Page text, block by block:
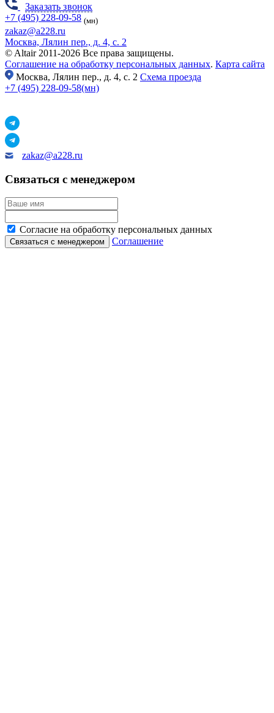
Заказать звонок
+7 (495) 228-09-58 (мн)
zakaz@a228.ru
Москва, Лялин пер., д. 4, с. 2
© Altair 2011-2026 Все права защищены.
Соглашение на обработку персональных данных. Карта сайта
Москва, Лялин пер., д. 4, с. 2 Схема проезда
+7 (495) 228-09-58(мн)
zakaz@a228.ru
Связаться с менеджером
Согласие на обработку персональных данных
Соглашение